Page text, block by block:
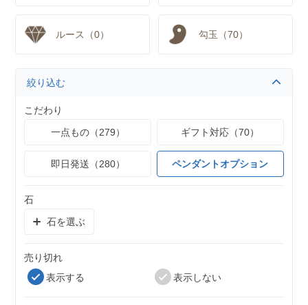
ルース（0） 勾玉（70）
絞り込む
こだわり
一点もの（279）
ギフト対応（70）
即日発送（280） ペンダントオプション
石
石を選ぶ
売り切れ
表示する
表示しない